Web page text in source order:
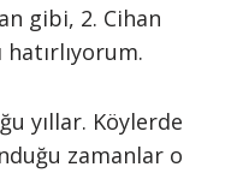
gibi, 2. Cihan
hatırlıyorum.
yıllar. Köylerde
zamanlar o